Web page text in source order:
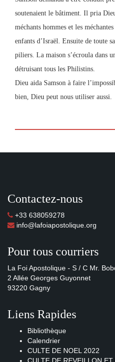
soutenaient le bâtiment. Il pria
méchants hommes et les
enfants d’Israël. Ensuite de toute
piliers. La maison s’écroula dans
détruisant tous les Philistins.
Dieu aida Samson à faire
bien, Dieu peut nous utiliser aussi.
Contactez-nous
+33 638059278
info@lafoiapostolique.org
Pour tous courriers
La Foi Apostolique - S / C Mr.
2 Allée Georges Guyonnet
93220 Gagny
Liens Rapides
Bibliothèque
Calendrier
CULTE DE NOEL 2022